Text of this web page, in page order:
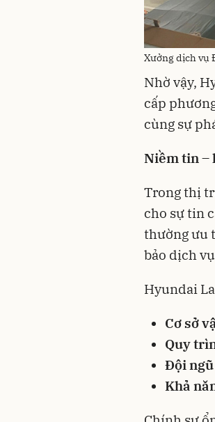
Xưởng dịch vụ
Nhờ vậy,
cấp
cùng sự
Niềm tin –
Trong thị
cho sự tin
thường ưu
bảo dịch
Hyundai
Cơ sở
Quy
Đội
Khả